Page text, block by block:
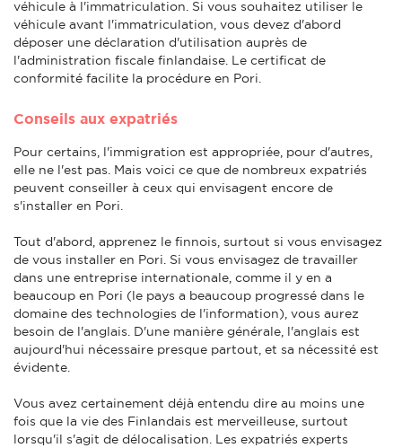
véhicule à l'immatriculation. Si vous souhaitez utiliser le
véhicule avant l'immatriculation, vous devez d'abord
déposer une déclaration d'utilisation auprès de
l'administration fiscale finlandaise. Le certificat de
conformité facilite la procédure en Pori.
Conseils aux expatriés
Pour certains, l'immigration est appropriée, pour d'autres,
elle ne l'est pas. Mais voici ce que de nombreux expatriés
peuvent conseiller à ceux qui envisagent encore de
s'installer en Pori.
Tout d'abord, apprenez le finnois, surtout si vous envisagez
de vous installer en Pori. Si vous envisagez de travailler
dans une entreprise internationale, comme il y en a
beaucoup en Pori (le pays a beaucoup progressé dans le
domaine des technologies de l'information), vous aurez
besoin de l'anglais. D'une manière générale, l'anglais est
aujourd'hui nécessaire presque partout, et sa nécessité est
évidente.
Vous avez certainement déjà entendu dire au moins une
fois que la vie des Finlandais est merveilleuse, surtout
lorsqu'il s'agit de délocalisation. Les expatriés experts